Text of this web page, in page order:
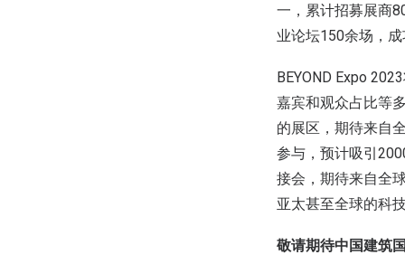
一，累计招募展商
业论坛150余场，成
BEYOND Expo
嘉宾和观众占比等
的展区，期待来自
参与，预计吸引
接会，期待来自全
亚太甚至全球的科
敬请期待中国建筑